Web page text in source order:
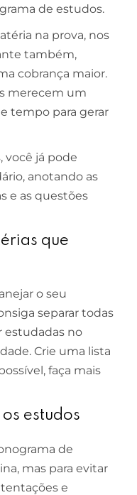
de estudos.
na prova, nos
também,
cobrança maior.
merecem um
tempo para gerar
você já pode
anotando as
e as questões
que
o seu
separar todas
estudadas no
Crie uma lista
faça mais
estudos
de
mas para evitar
e